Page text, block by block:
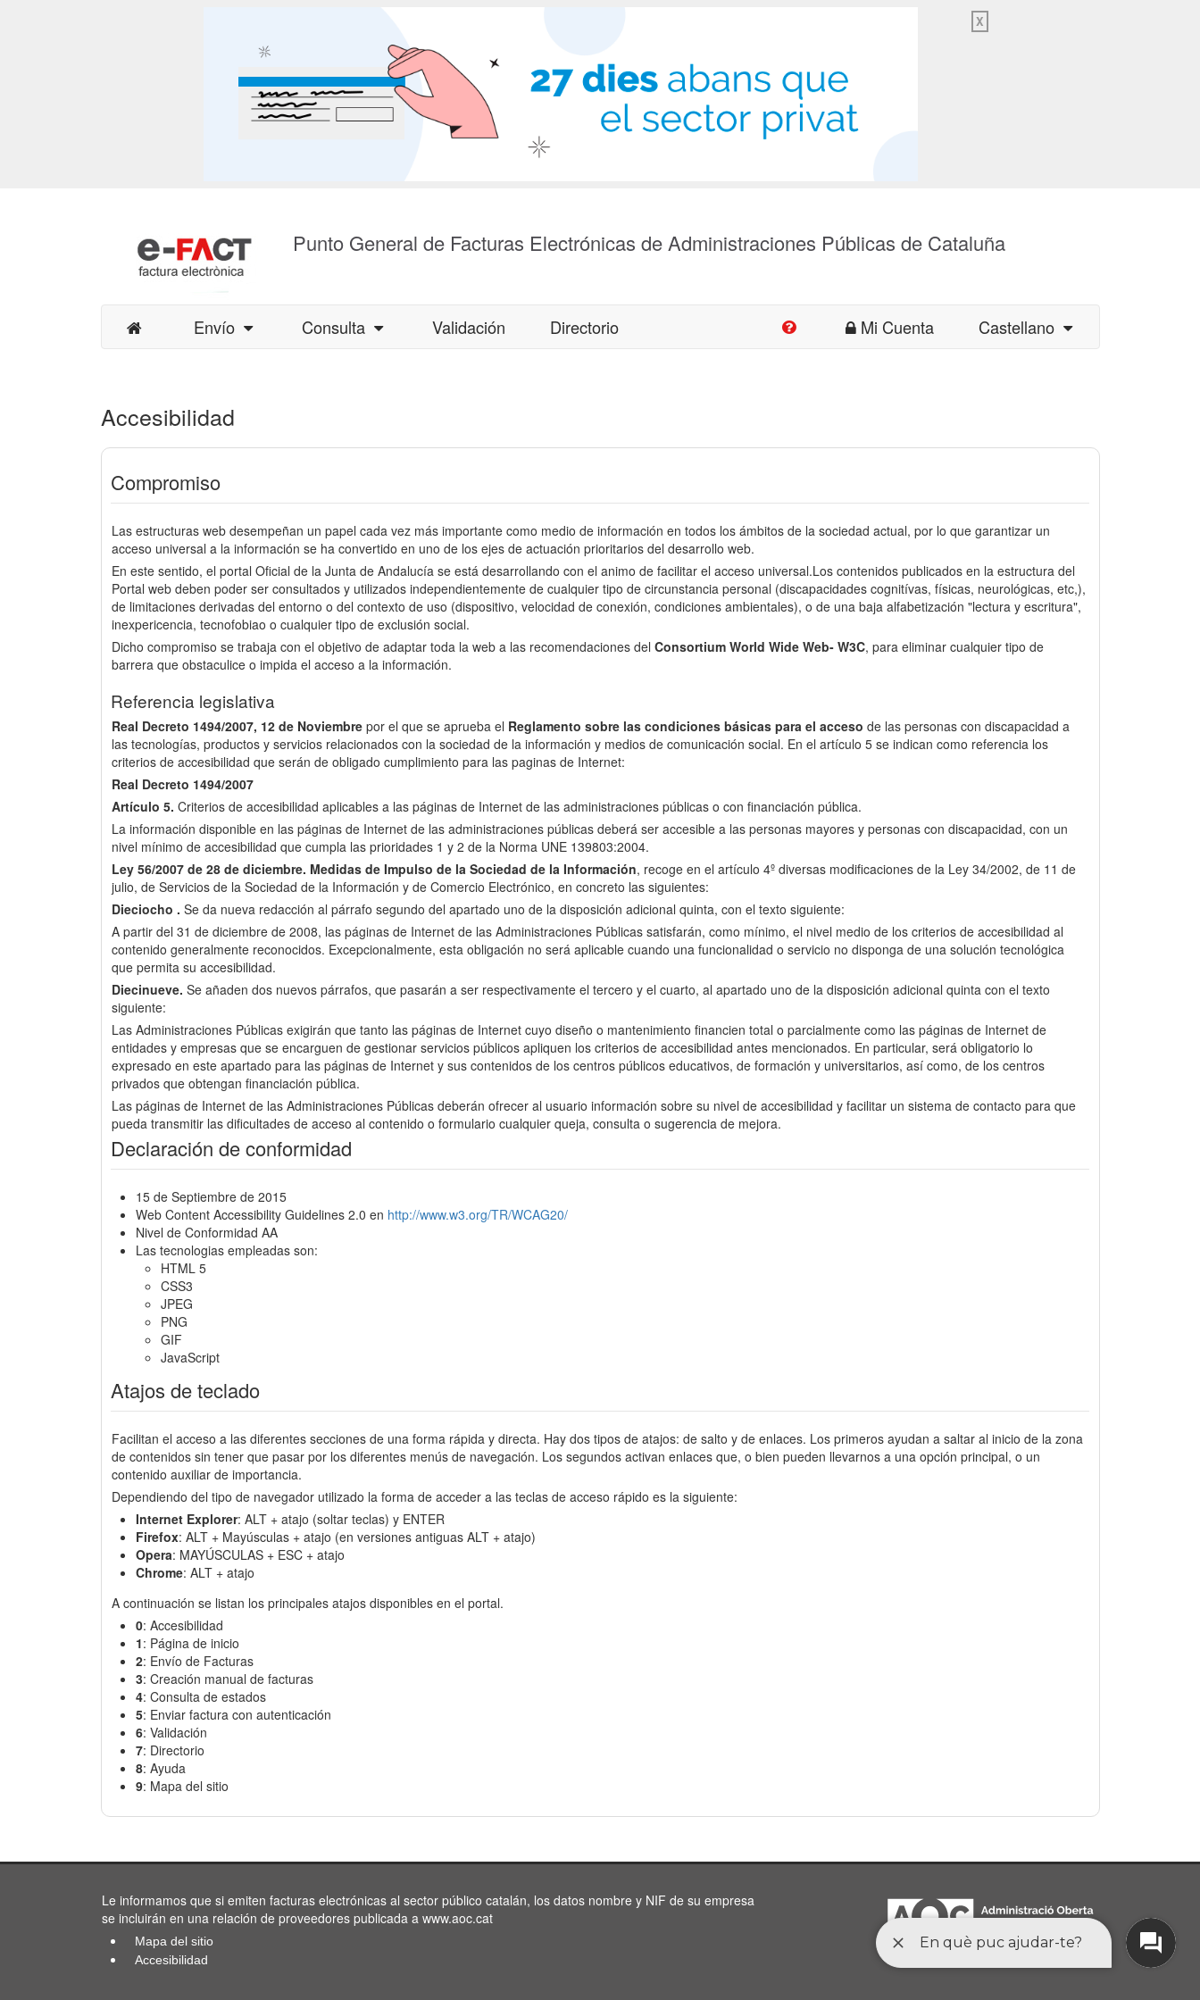
X
Punto General de Facturas Electrónicas de Administraciones Públicas de Cataluña
Envío Consulta Validación Directorio Mi Cuenta Castellano
Accesibilidad
Compromiso
Las estructuras web desempeñan un papel cada vez más importante como medio de información en todos los ámbitos de la sociedad actual, por lo que garantizar un
acceso universal a la información se ha convertido en uno de los ejes de actuación prioritarios del desarrollo web.
En este sentido, el portal Oficial de la Junta de Andalucía se está desarrollando con el animo de facilitar el acceso universal.Los contenidos publicados en la estructura del
Portal web deben poder ser consultados y utilizados independientemente de cualquier tipo de circunstancia personal (discapacidades cognitívas, físicas, neurológicas, etc,),
de limitaciones derivadas del entorno o del contexto de uso (dispositivo, velocidad de conexión, condiciones ambientales), o de una baja alfabetización "lectura y escritura",
inexpericencia, tecnofobiao o cualquier tipo de exclusión social.
Dicho compromiso se trabaja con el objetivo de adaptar toda la web a las recomendaciones del Consortium World Wide Web- W3C, para eliminar cualquier tipo de
barrera que obstaculice o impida el acceso a la información.
Referencia legislativa
Real Decreto 1494/2007, 12 de Noviembre por el que se aprueba el Reglamento sobre las condiciones básicas para el acceso de las personas con discapacidad a
las tecnologías, productos y servicios relacionados con la sociedad de la información y medios de comunicación social. En el artículo 5 se indican como referencia los
criterios de accesibilidad que serán de obligado cumplimiento para las paginas de Internet:
Real Decreto 1494/2007
Artículo 5. Criterios de accesibilidad aplicables a las páginas de Internet de las administraciones públicas o con financiación pública.
La información disponible en las páginas de Internet de las administraciones públicas deberá ser accesible a las personas mayores y personas con discapacidad, con un
nivel mínimo de accesibilidad que cumpla las prioridades 1 y 2 de la Norma UNE 139803:2004.
Ley 56/2007 de 28 de diciembre. Medidas de Impulso de la Sociedad de la Información, recoge en el artículo 4º diversas modificaciones de la Ley 34/2002, de 11 de
julio, de Servicios de la Sociedad de la Información y de Comercio Electrónico, en concreto las siguientes:
Dieciocho . Se da nueva redacción al párrafo segundo del apartado uno de la disposición adicional quinta, con el texto siguiente:
A partir del 31 de diciembre de 2008, las páginas de Internet de las Administraciones Públicas satisfarán, como mínimo, el nivel medio de los criterios de accesibilidad al
contenido generalmente reconocidos. Excepcionalmente, esta obligación no será aplicable cuando una funcionalidad o servicio no disponga de una solución tecnológica
que permita su accesibilidad.
Diecinueve. Se añaden dos nuevos párrafos, que pasarán a ser respectivamente el tercero y el cuarto, al apartado uno de la disposición adicional quinta con el texto
siguiente:
Las Administraciones Públicas exigirán que tanto las páginas de Internet cuyo diseño o mantenimiento financien total o parcialmente como las páginas de Internet de
entidades y empresas que se encarguen de gestionar servicios públicos apliquen los criterios de accesibilidad antes mencionados. En particular, será obligatorio lo
expresado en este apartado para las páginas de Internet y sus contenidos de los centros públicos educativos, de formación y universitarios, así como, de los centros
privados que obtengan financiación pública.
Las páginas de Internet de las Administraciones Públicas deberán ofrecer al usuario información sobre su nivel de accesibilidad y facilitar un sistema de contacto para que
pueda transmitir las dificultades de acceso al contenido o formulario cualquier queja, consulta o sugerencia de mejora.
Declaración de conformidad
15 de Septiembre de 2015
Web Content Accessibility Guidelines 2.0 en http://www.w3.org/TR/WCAG20/
Nivel de Conformidad AA
Las tecnologias empleadas son:
HTML 5
CSS3
JPEG
PNG
GIF
JavaScript
Atajos de teclado
Facilitan el acceso a las diferentes secciones de una forma rápida y directa. Hay dos tipos de atajos: de salto y de enlaces. Los primeros ayudan a saltar al inicio de la zona
de contenidos sin tener que pasar por los diferentes menús de navegación. Los segundos activan enlaces que, o bien pueden llevarnos a una opción principal, o un
contenido auxiliar de importancia.
Dependiendo del tipo de navegador utilizado la forma de acceder a las teclas de acceso rápido es la siguiente:
Internet Explorer: ALT + atajo (soltar teclas) y ENTER
Firefox: ALT + Mayúsculas + atajo (en versiones antiguas ALT + atajo)
Opera: MAYÚSCULAS + ESC + atajo
Chrome: ALT + atajo
A continuación se listan los principales atajos disponibles en el portal.
0: Accesibilidad
1: Página de inicio
2: Envío de Facturas
3: Creación manual de facturas
4: Consulta de estados
5: Enviar factura con autenticación
6: Validación
7: Directorio
8: Ayuda
9: Mapa del sitio
Le informamos que si emiten facturas electrónicas al sector público catalán, los datos nombre y NIF de su empresa
se incluirán en una relación de proveedores publicada a www.aoc.cat
Mapa del sitio
Accesibilidad